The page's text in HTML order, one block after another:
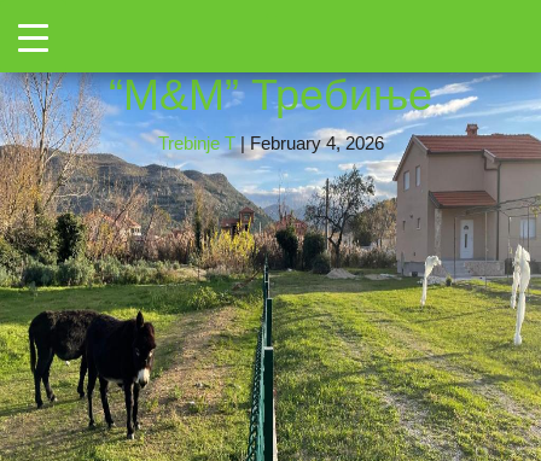
Toggle
“М&М” Требиње
Trebinje T |February 4, 2026